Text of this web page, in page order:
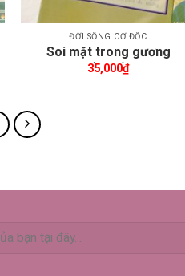
ĐỜI SỐNG CƠ ĐỐC
Soi mặt trong gương
(tập1)
35,000₫